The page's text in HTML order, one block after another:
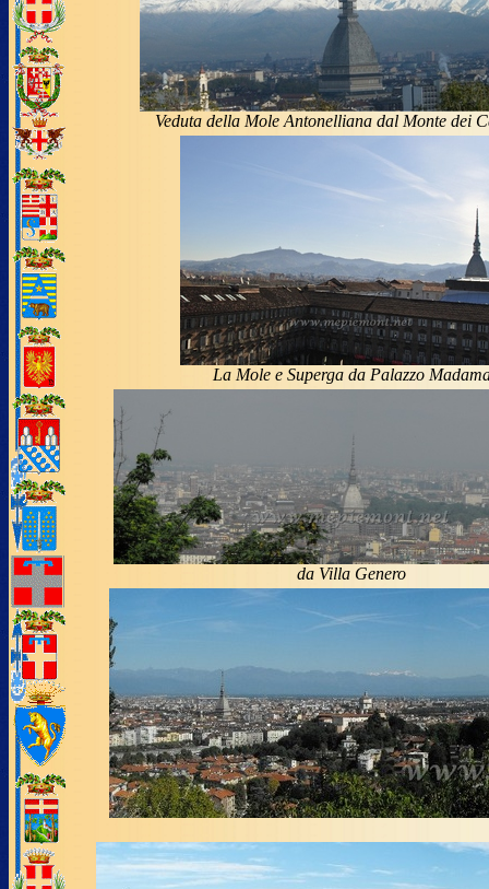
Veduta della Mole Antonelliana dal Monte dei
La Mole e Superga da Palazzo
da Villa Genero